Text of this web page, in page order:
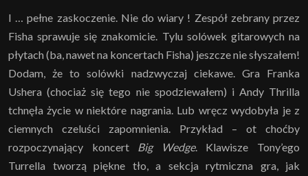
I … pełne zaskoczenie. Nie do wiary ! Zespół zebrany przez
Fisha sprawuje się znakomicie. Tylu solówek gitarowych na
płytach (ba, nawet na koncertach Fisha) jeszcze nie słyszałem!
Dodam, że to solówki nadzwyczaj ciekawe. Gra Franka
Ushera (chociaż się tego nie spodziewałem) i Andy Thrilla
tchnęła życie w niektóre nagrania. Lub wręcz wydobyła je z
ciemnych czeluści zapomnienia. Przykład – ot choćby
rozpoczynający koncert Big Wedge. Klawisze Tony’ego
Turrella tworzą piękne tło, a sekcja rytmiczna gra, jak